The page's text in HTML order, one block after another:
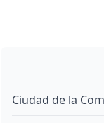
Ciudad de la